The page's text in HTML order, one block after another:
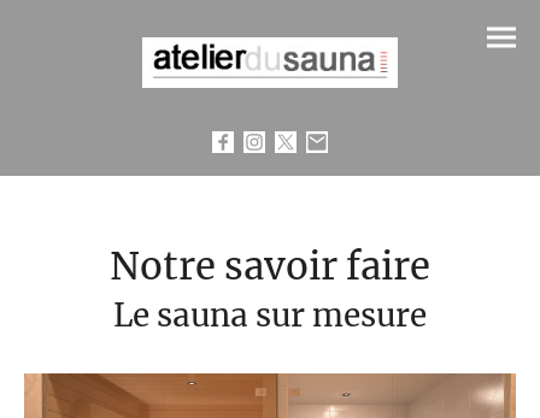
Notre savoir faire
Le sauna sur mesure